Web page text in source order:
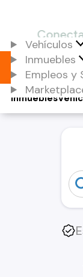
Vehículos
Inmuebles
Empleos y
Inmuebles